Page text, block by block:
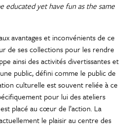
educated yet have fun as the same
avantages et inconvénients de ce
de ses collections pour les rendre
ainsi des activités divertissantes et
public, défini comme le public de
culturelle est souvent reliée à ce
pour lui des ateliers
placé au cœur de l’action. La
le plaisir au centre des